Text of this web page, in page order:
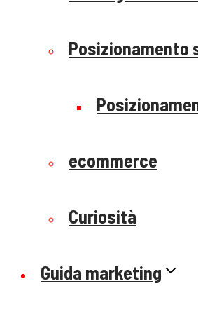
Posizionamento
ecommerce
Curiosità
Guida marketing